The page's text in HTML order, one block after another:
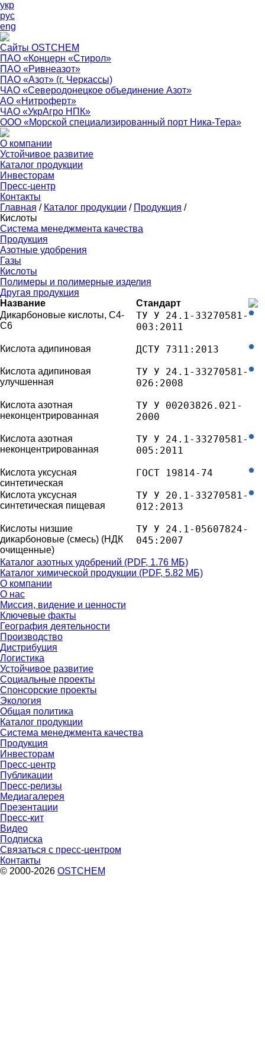
укр
рус
eng
Сайты OSTCHEM
ПАО «Концерн «Стирол»
ПАО «Ривнеазот»
ПАО «Азот» (г. Черкассы)
ЧАО «Северодонецкое объединение Азот»
АО «Нитроферт»
ЧАО «УкрАгро НПК»
ООО «Морской специализированный порт Ника-Тера»
О компании
Устойчивое развитие
Каталог продукции
Инвесторам
Пресс-центр
Контакты
Главная / Каталог продукции / Продукция /
Кислоты
Система менеджмента качества
Продукция
Азотные удобрения
Газы
Кислоты
Полимеры и полимерные изделия
Другая продукция
Название
Стандарт
Дикарбоновые кислоты, С4-
С6
ТУ У 24.1-33270581-
003:2011
Кислота адипиновая ДСТУ 7311:2013
Кислота адипиновая
улучшенная
ТУ У 24.1-33270581-
026:2008
Кислота азотная
неконцентрированная
ТУ У 00203826.021-
2000
Кислота азотная
неконцентрированная
ТУ У 24.1-33270581-
005:2011
Кислота уксусная
синтетическая
ГОСТ 19814-74
Кислота уксусная
синтетическая пищевая
ТУ У 20.1-33270581-
012:2013
Кислоты низшие
дикарбоновые (смесь) (НДК
очищенные)
ТУ У 24.1-05607824-
045:2007
Каталог азотных удобрений (PDF, 1.76 МБ)
Каталог химической продукции (PDF, 5.82 МБ)
О компании
О нас
Миссия, видение и ценности
Ключевые факты
География деятельности
Производство
Дистрибуция
Логистика
Устойчивое развитие
Социальные проекты
Спонсорские проекты
Экология
Общая политика
Каталог продукции
Система менеджмента качества
Продукция
Инвесторам
Пресс-центр
Публикации
Пресс-релизы
Медиагалерея
Презентации
Пресс-кит
Видео
Подписка
Связаться с пресс-центром
Контакты
© 2000-2026 OSTCHEM